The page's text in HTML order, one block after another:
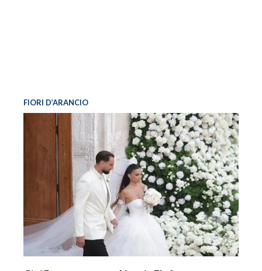
FIORI D’ARANCIO